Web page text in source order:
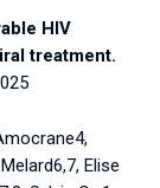
HIV
treatment.
Elise